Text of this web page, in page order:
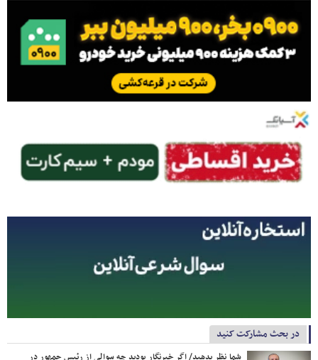
در بحث مشارکت کنید
شما نظر بدهید/ اگر خبرنگار بودید چه سوالی از رئیس جمهور در